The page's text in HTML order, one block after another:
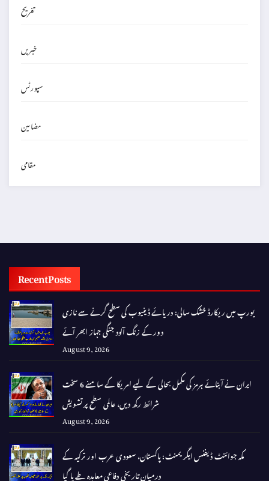
تفریح
خبریں
سپورٹس
مضامین
مقامی
Recent Posts
یورپ میں ریکارڈ خشک سالی: دریائے ڈینیوب کی سطح گرنے سے نازی
دور کے زنگ آلود جنگی جہاز ابھر آئے
August 9, 2026
ایران نے آبنائے ہرمز کی مکمل بحالی کے لیے امریکا کے سامنے 6 سخت
شرائط رکھ دیں، عالمی سطح پر تشویش
August 9, 2026
مکہ جوائنٹ ڈیفنس ایگریمنٹ: پاکستان، سعودی عرب اور ترکیہ کے
درمیان تاریخی دفاعی معاہدہ طے پا گیا